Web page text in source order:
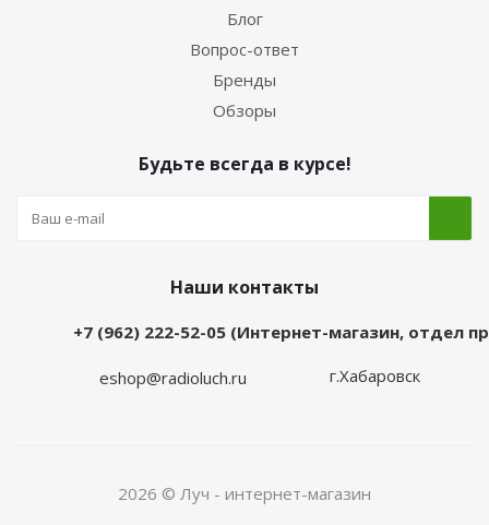
Блог
Вопрос-ответ
Бренды
Обзоры
Будьте всегда в курсе!
Наши контакты
+7 (962) 222-52-05 (Интернет-магазин, отдел
eshop@radioluch.ru г.Хабаровск
2026 © Луч - интернет-магазин